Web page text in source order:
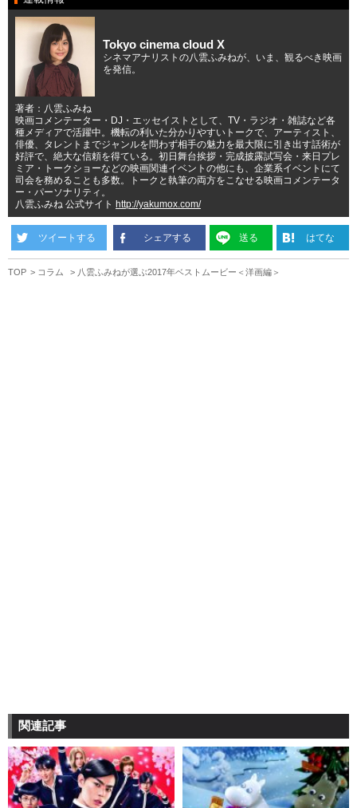
Tokyo cinema cloud X
シネマアナリストの八雲ふみねが、いま、観るべき映画
を発信。
著者：八雲ふみね
映画コメンテーター・DJ・エッセイストとして、TV・ラジオ・雑誌など各
種メディアで活躍中。機転の利いた分かりやすいトークで、アーティスト、
俳優、タレントまでジャンルを問わず相手の魅力を最大限に引き出す話術が
好評で、絶大な信頼を得ている。初日舞台挨拶・完成披露試写会・来日プレ
ミア・トークショーなどの映画関連イベントの他にも、企業系イベントにて
司会を務めることも多数。トークと執筆の両方をこなせる映画コメンテータ
ー・パーソナリティ。
八雲ふみね 公式サイト
http://yakumox.com/
ツイートする シェアする 送る はてな
TOP コラム 八雲ふみねが選ぶ2017年ベストムービー＜洋画編＞
関連記事